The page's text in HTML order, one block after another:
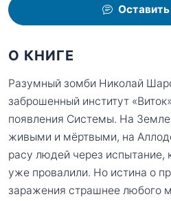
О КНИГЕ
Разумный зомби Николай
заброшенный институт
появления Системы. На
живыми и мёртвыми, на
расу людей через испытание,
уже провалили. Но истина о
заражения страшнее любого